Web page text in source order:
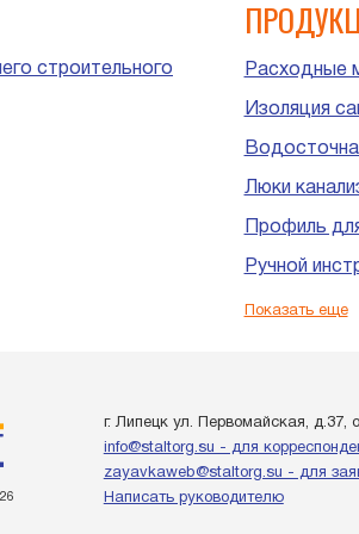
строительного
Расходные
Изоляция
Люки
Профиль
Ручной
Показать еще
г. Липецк ул. Первомайская, д.37,
info@staltorg.su - для
zayavkaweb@staltorg.su - для
Написать руководителю